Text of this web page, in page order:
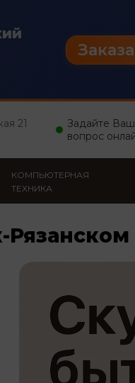
21
Задайте Ваш
вопрос
КОМПЬЮТЕРНАЯ
ТЕХНИКА
Рязанском